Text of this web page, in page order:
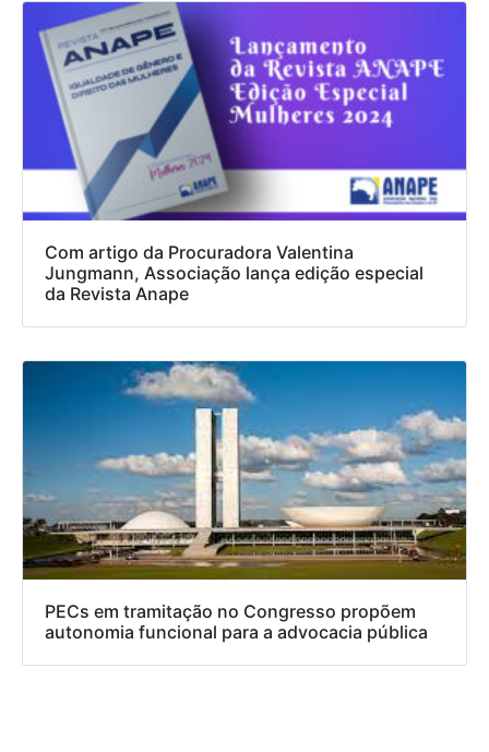
Com artigo da Procuradora Valentina
Jungmann, Associação lança edição especial
da Revista Anape
PECs em tramitação no Congresso propõem
autonomia funcional para a advocacia pública